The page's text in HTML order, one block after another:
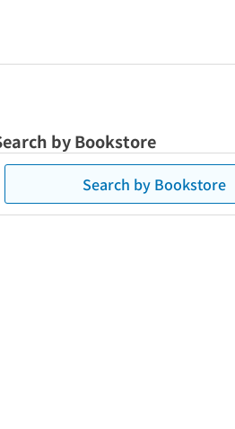
by Bookstore
Search by Bookstore